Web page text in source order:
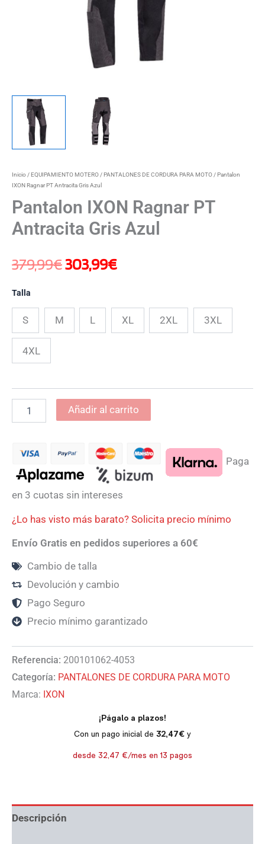
Inicio /EQUIPAMIENTO MOTERO /PANTALONES DE CORDURA PARA MOTO / Pantalon
IXON Ragnar PT Antracita Gris Azul
Pantalon IXON Ragnar PT
Antracita Gris Azul
379,99€303,99€
Talla
S M L XL 2XL 3XL
4XL
Añadir al carrito
Paga
en 3 cuotas sin intereses
¿Lo has visto más barato? Solicita precio mínimo
Envío Gratis en pedidos superiores a 60€
Cambio de talla
Devolución y cambio
Pago Seguro
Precio mínimo garantizado
Referencia: 200101062-4053
Categoría: PANTALONES DE CORDURA PARA MOTO
Marca: IXON
Descripción